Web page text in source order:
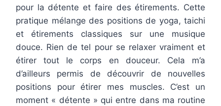
pour la détente et faire des étirements. Cette
pratique mélange des positions de yoga, taichi
et étirements classiques sur une musique
douce. Rien de tel pour se relaxer vraiment et
étirer tout le corps en douceur. Cela m’a
d’ailleurs permis de découvrir de nouvelles
positions pour étirer mes muscles. C’est un
moment « détente » qui entre dans ma routine